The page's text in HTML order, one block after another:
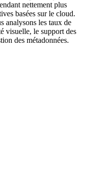
nettement plus
basées sur le cloud.
analysons les taux de
visuelle, le support des
des métadonnées.